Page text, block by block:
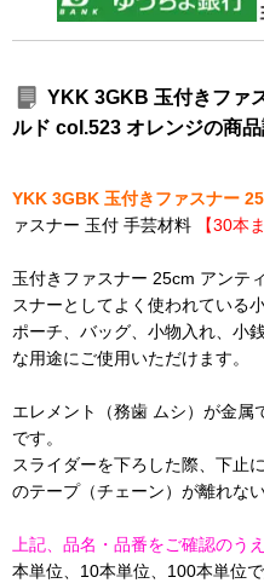
YKK 3GKB 玉付きファ
ルド col.523 オレンジの商
YKK 3GBK 玉付きファスナー
ァスナー 玉付 手芸材料
【30本
玉付きファスナー 25cm アンテ
スナーとしてよく使われている
ポーチ、バッグ、小物入れ、小
な用途にご使用いただけます。
エレメント（務歯 ムシ）が金属
です。
スライダーを下ろした際、下止
のテープ（チェーン）が離れな
上記、品名・品番をご確認のう
本単位、10本単位、100本単位で